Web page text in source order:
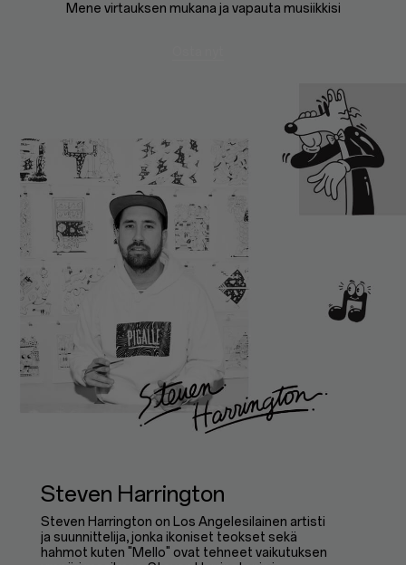
Mene virtauksen mukana ja vapauta musiikkisi
Steven Harrington
Steven Harrington on Los Angelesilainen artisti
ja suunnittelija, jonka ikoniset teokset sekä
hahmot kuten "Mello" ovat tehneet vaikutuksen